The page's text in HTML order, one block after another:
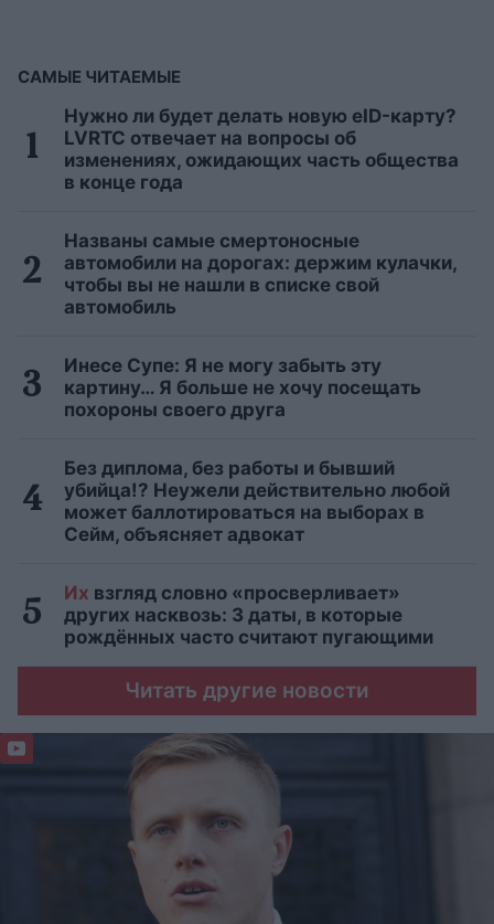
САМЫЕ ЧИТАЕМЫЕ
Нужно ли будет делать новую eID-карту?
LVRTC отвечает на вопросы об
изменениях, ожидающих часть общества
в конце года
Названы самые смертоносные
автомобили на дорогах: держим кулачки,
чтобы вы не нашли в списке свой
автомобиль
Инесе Супе: Я не могу забыть эту
картину… Я больше не хочу посещать
похороны своего друга
Без диплома, без работы и бывший
убийца!? Неужели действительно любой
может баллотироваться на выборах в
Сейм, объясняет адвокат
Их взгляд словно «просверливает»
других насквозь: 3 даты, в которые
рождённых часто считают пугающими
Читать другие новости